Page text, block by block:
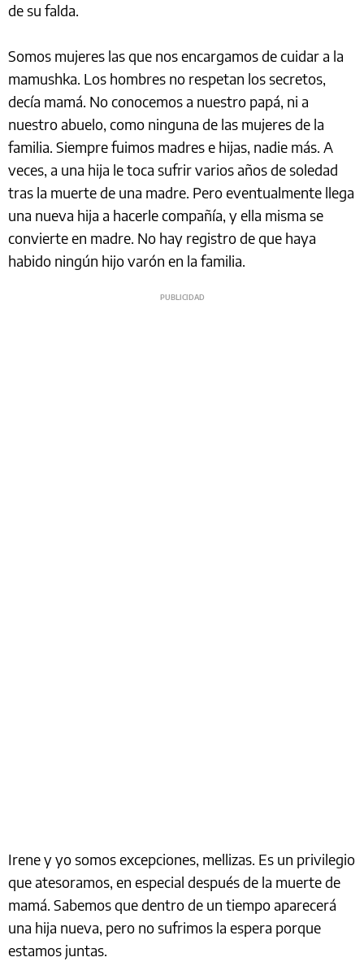
de su falda.
Somos mujeres las que nos encargamos de cuidar a la
mamushka. Los hombres no respetan los secretos,
decía mamá. No conocemos a nuestro papá, ni a
nuestro abuelo, como ninguna de las mujeres de la
familia. Siempre fuimos madres e hijas, nadie más. A
veces, a una hija le toca sufrir varios años de soledad
tras la muerte de una madre. Pero eventualmente llega
una nueva hija a hacerle compañía, y ella misma se
convierte en madre. No hay registro de que haya
habido ningún hijo varón en la familia.
Irene y yo somos excepciones, mellizas. Es un privilegio
que atesoramos, en especial después de la muerte de
mamá. Sabemos que dentro de un tiempo aparecerá
una hija nueva, pero no sufrimos la espera porque
estamos juntas.